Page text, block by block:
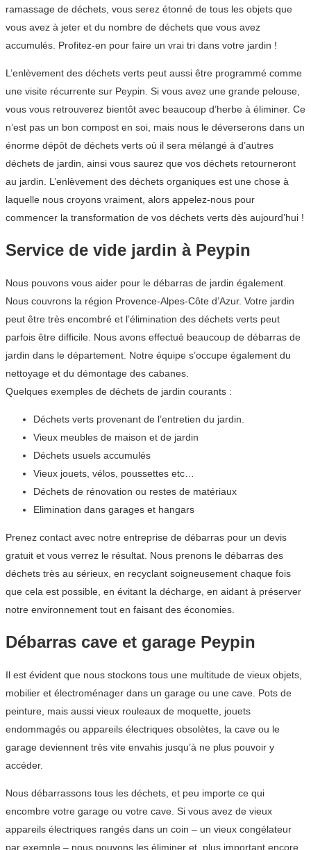
ramassage de déchets, vous serez étonné de tous les objets que
vous avez à jeter et du nombre de déchets que vous avez
accumulés. Profitez-en pour faire un vrai tri dans votre jardin !
L’enlèvement des déchets verts peut aussi être programmé comme
une visite récurrente sur Peypin. Si vous avez une grande pelouse,
vous vous retrouverez bientôt avec beaucoup d’herbe à éliminer. Ce
n’est pas un bon compost en soi, mais nous le déverserons dans un
énorme dépôt de déchets verts où il sera mélangé à d’autres
déchets de jardin, ainsi vous saurez que vos déchets retourneront
au jardin. L’enlèvement des déchets organiques est une chose à
laquelle nous croyons vraiment, alors appelez-nous pour
commencer la transformation de vos déchets verts dès aujourd’hui !
Service de vide jardin à Peypin
Nous pouvons vous aider pour le débarras de jardin également.
Nous couvrons la région Provence-Alpes-Côte d’Azur. Votre jardin
peut être très encombré et l’élimination des déchets verts peut
parfois être difficile. Nous avons effectué beaucoup de débarras de
jardin dans le département. Notre équipe s’occupe également du
nettoyage et du démontage des cabanes.
Quelques exemples de déchets de jardin courants :
Déchets verts provenant de l’entretien du jardin.
Vieux meubles de maison et de jardin
Déchets usuels accumulés
Vieux jouets, vélos, poussettes etc…
Déchets de rénovation ou restes de matériaux
Elimination dans garages et hangars
Prenez contact avec notre entreprise de débarras pour un devis
gratuit et vous verrez le résultat. Nous prenons le débarras des
déchets très au sérieux, en recyclant soigneusement chaque fois
que cela est possible, en évitant la décharge, en aidant à préserver
notre environnement tout en faisant des économies.
Débarras cave et garage Peypin
Il est évident que nous stockons tous une multitude de vieux objets,
mobilier et électroménager dans un garage ou une cave. Pots de
peinture, mais aussi vieux rouleaux de moquette, jouets
endommagés ou appareils électriques obsolètes, la cave ou le
garage deviennent très vite envahis jusqu’à ne plus pouvoir y
accéder.
Nous débarrassons tous les déchets, et peu importe ce qui
encombre votre garage ou votre cave. Si vous avez de vieux
appareils électriques rangés dans un coin – un vieux congélateur
par exemple – nous pouvons les éliminer et, plus important encore,